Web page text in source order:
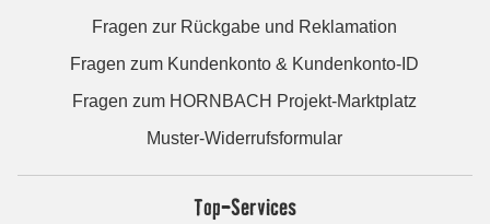
Fragen zur Rückgabe und Reklamation
Fragen zum Kundenkonto & Kundenkonto-ID
Fragen zum HORNBACH Projekt-Marktplatz
Muster-Widerrufsformular
Top-Services